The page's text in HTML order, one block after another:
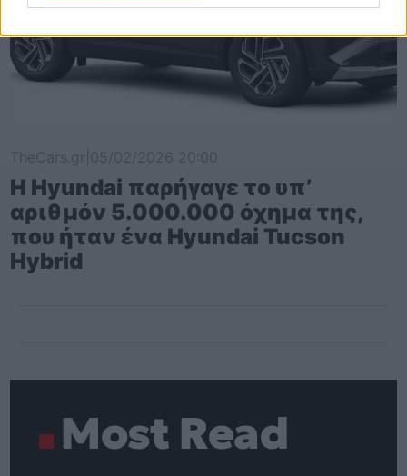
Η Hyundai παρήγαγε το υπ’
αριθμόν 5.000.000 όχημα της,
που ήταν ένα Hyundai Tucson
Hybrid
Most Read